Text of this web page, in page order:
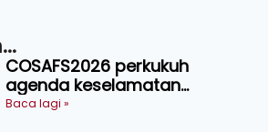
COSAFS2026 perkukuh
agenda keselamatan
makanan, AgriHub pacu
Baca lagi »